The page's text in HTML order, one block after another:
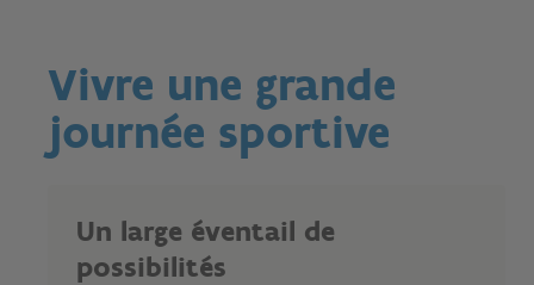
Vivre une grande
journée sportive
Un large éventail de
possibilités